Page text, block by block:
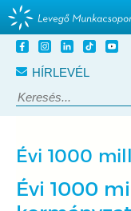
Tovább
tartalomra
HÍRLEVÉL
Keresés:
Évi 1000
Évi 1000